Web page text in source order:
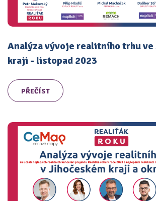
Analýza vývoje realitního trhu
kraji - listopad 2023
PŘEČÍST